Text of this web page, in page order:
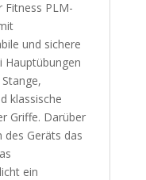
Fitness PLM-
und sichere
Hauptübungen
klassische
Griffe. Darüber
Geräts das
ein